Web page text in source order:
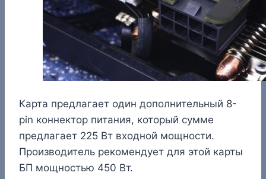
Карта предлагает один дополнительный 8-
pin коннектор питания, который сумме
предлагает 225 Вт входной мощности.
Производитель рекомендует для этой карты
БП мощностью 450 Вт.